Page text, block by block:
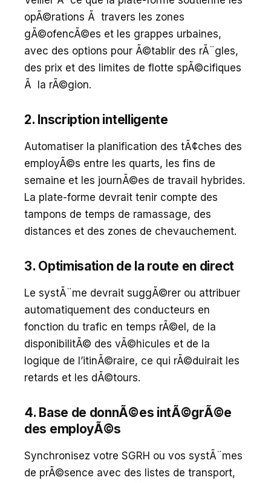
opÃ©rations Ã travers les zones
gÃ©ofencÃ©es et les grappes urbaines,
avec des options pour Ã©tablir des rÃ¨gles,
des prix et des limites de flotte spÃ©cifiques
Ã la rÃ©gion.
2. Inscription intelligente
Automatiser la planification des tÃ¢ches des
employÃ©s entre les quarts, les fins de
semaine et les journÃ©es de travail hybrides.
La plate-forme devrait tenir compte des
tampons de temps de ramassage, des
distances et des zones de chevauchement.
3. Optimisation de la route en direct
Le systÃ¨me devrait suggÃ©rer ou attribuer
automatiquement des conducteurs en
fonction du trafic en temps rÃ©el, de la
disponibilitÃ© des vÃ©hicules et de la
logique de l’itinÃ©raire, ce qui rÃ©duirait les
retards et les dÃ©tours.
4. Base de donnÃ©es intÃ©grÃ©e
des employÃ©s
Synchronisez votre SGRH ou vos systÃ¨mes
de prÃ©sence avec des listes de transport,